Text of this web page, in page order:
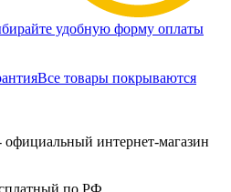
удобную форму оплаты
Все товары покрываются
интернет-магазин
по РФ